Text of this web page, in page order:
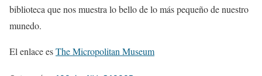
biblioteca que nos muestra lo bello de lo más pequeño de nuestro
munedo.
El enlace esThe Micropolitan Museum